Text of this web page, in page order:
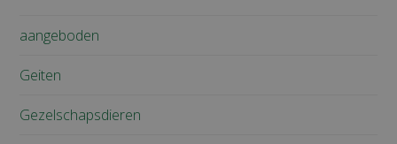
aangeboden
Geiten
Gezelschapsdieren